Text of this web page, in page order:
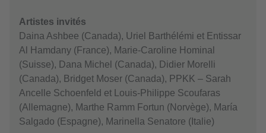
Artistes invités
Daina Ashbee (Canada), Uriel Barthélémi et Entissar
Al Hamdany (France), Marie-Caroline Hominal
(Suisse), Dana Michel (Canada), Didier Morelli
(Canada), Bridget Moser (Canada), PPKK – Sarah
Ancelle Schoenfeld et Louis-Philippe Scoufaras
(Allemagne), Marthe Ramm Fortun (Norvège), María
Salgado (Espagne), Marinella Senatore (Italie)